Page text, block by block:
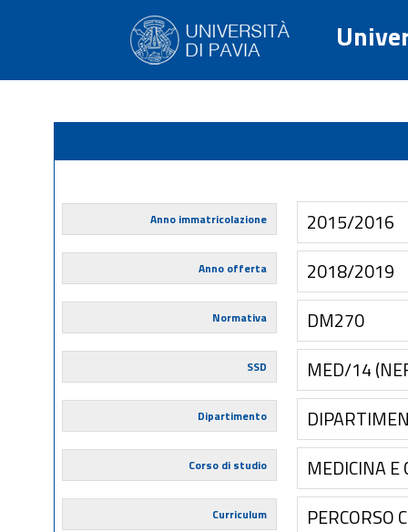
Anno immatricolazione 2015/2016
Anno offerta 2018/2019
Normativa DM270
SSD MED/14
Dipartimento
Corso di studio MEDICINA E
Curriculum PERCORSO